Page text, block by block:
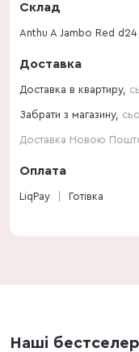
Склад
Anthu A Jambo Red
Доставка
Доставка в квартиру,
Забрати з магазину,
Доставка Новою
Оплата
LiqPay Готівка
Наші